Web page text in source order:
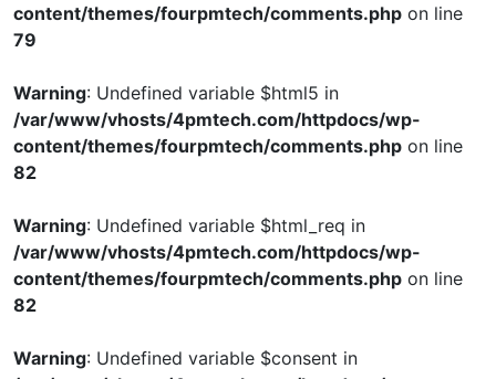
content/themes/fourpmtech/comments.php on line
79
Warning: Undefined variable $html5 in
/var/www/vhosts/4pmtech.com/httpdocs/wp-
content/themes/fourpmtech/comments.php on line
82
Warning: Undefined variable $html_req in
/var/www/vhosts/4pmtech.com/httpdocs/wp-
content/themes/fourpmtech/comments.php on line
82
Warning: Undefined variable $consent in